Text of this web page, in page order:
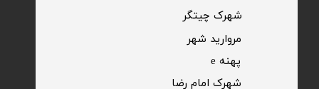
​شهرک چیتگر
مروارید شهر​​​​​​​
شهرک امام رضا
پهنه e